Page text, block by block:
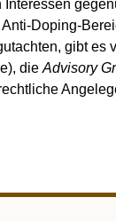
Doping-
gibt es
die Advisory